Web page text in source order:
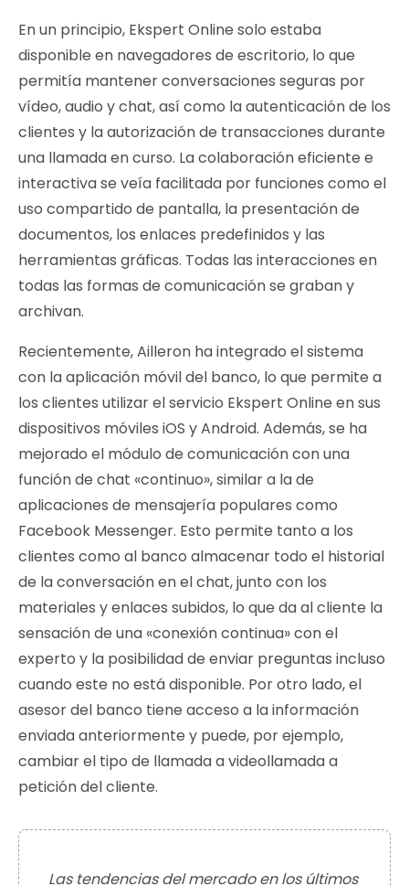
En un principio, Ekspert Online solo estaba
disponible en navegadores de escritorio, lo que
permitía mantener conversaciones seguras por
vídeo, audio y chat, así como la autenticación de los
clientes y la autorización de transacciones durante
una llamada en curso. La colaboración eficiente e
interactiva se veía facilitada por funciones como el
uso compartido de pantalla, la presentación de
documentos, los enlaces predefinidos y las
herramientas gráficas. Todas las interacciones en
todas las formas de comunicación se graban y
archivan.
Recientemente, Ailleron ha integrado el sistema
con la aplicación móvil del banco, lo que permite a
los clientes utilizar el servicio Ekspert Online en sus
dispositivos móviles iOS y Android. Además, se ha
mejorado el módulo de comunicación con una
función de chat «continuo», similar a la de
aplicaciones de mensajería populares como
Facebook Messenger. Esto permite tanto a los
clientes como al banco almacenar todo el historial
de la conversación en el chat, junto con los
materiales y enlaces subidos, lo que da al cliente la
sensación de una «conexión continua» con el
experto y la posibilidad de enviar preguntas incluso
cuando este no está disponible. Por otro lado, el
asesor del banco tiene acceso a la información
enviada anteriormente y puede, por ejemplo,
cambiar el tipo de llamada a videollamada a
petición del cliente.
Las tendencias del mercado en los últimos